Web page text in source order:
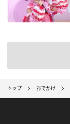
トップ おでかけ